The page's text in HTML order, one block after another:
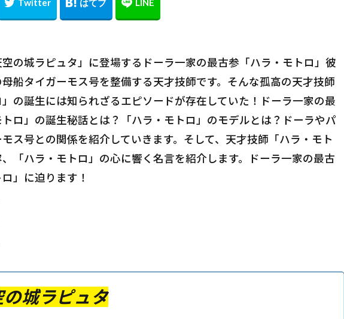
の城ラピュタ」に登場するドーラ一家の最古参「ハラ・モトロ」彼
船タイガーモス号を整備する天才技師です。そんな孤高の天才技師
」の誕生には知られざるエピソードが存在していた！ドーラ一家の最
ロ」の誕生秘話とは？「ハラ・モトロ」のモデルとは？ドーラやパ
ス号との関係を紹介していきます。そして、天才技師「ハラ・モト
「ハラ・モトロ」の心に響く名言を紹介します。ドーラ一家の最古
」に迫ります！
の城ラピュタ